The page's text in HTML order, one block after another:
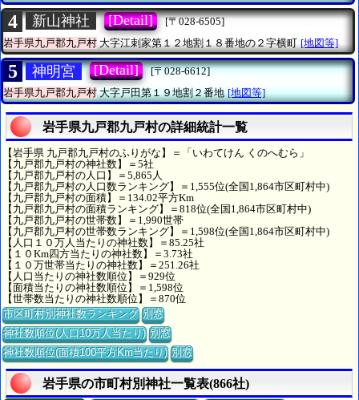
4 新山神社 [Detail]
[〒028-6505]
岩手県九戸郡九戸村 大字江刺家第１２地割１８番地の２字横町 [地図等]
5 神明宮 [Detail]
[〒028-6612]
岩手県九戸郡九戸村大字戸田第１９地割２番地 [地図等]
岩手県九戸郡九戸村の詳細統計一覧
【岩手県 九戸郡九戸村のふりがな】＝「いわてけん くのへむら」
【九戸郡九戸村の神社数】＝5社
【九戸郡九戸村の人口】＝5,865人
【九戸郡九戸村の人口数ランキング】＝1,555位(全国1,864市区町村中)
【九戸郡九戸村の面積】＝134.02平方Km
【九戸郡九戸村の面積ランキング】＝818位(全国1,864市区町村中)
【九戸郡九戸村の世帯数】＝1,990世帯
【九戸郡九戸村の世帯数ランキング】＝1,598位(全国1,864市区町村中)
【人口１０万人当たりの神社数】＝85.25社
【１０Km四方当たりの神社数】＝3.73社
【１０万世帯当たりの神社数】＝251.26社
【人口当たりの神社数順位】＝929位
【面積当たりの神社数順位】＝1,598位
【世帯数当たりの神社数順位】＝870位
市区町村別神社数ランキング 別窓
神社数順位(人口10万人当たり) 別窓
神社数順位(面積100平方Km当たり) 別窓
岩手県の市町村別神社一覧表(866社)